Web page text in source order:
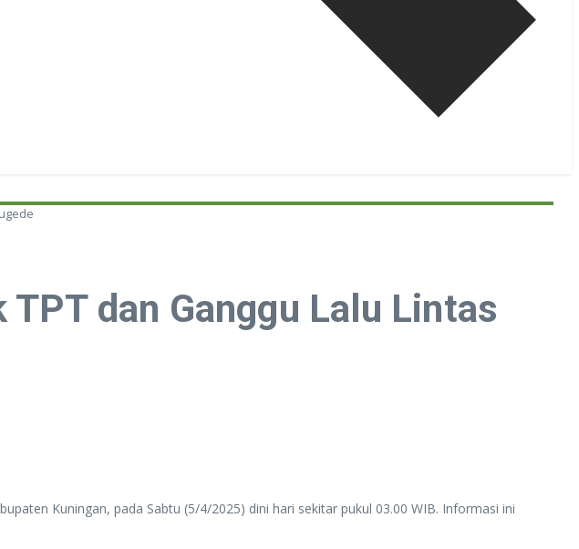
dan Ganggu Lalu Lintas
Kuningan, pada Sabtu (5/4/2025) dini hari sekitar pukul 03.00 WIB. Informasi ini